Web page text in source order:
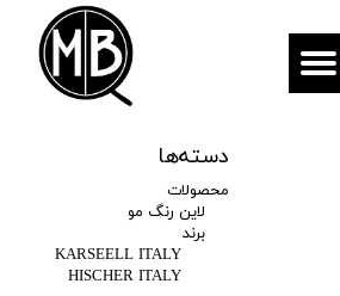
دسته‌ها
محصولات
لاین رنگ مو
برند
KARSEELL ITALY
HISCHER ITALY